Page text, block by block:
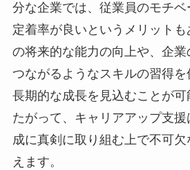
分な企業では、従業員のモチベ
定着率が良いというメリット
の将来的な能力の向上や、企
つながるようなスキルの習得を
長期的な成長を見込むことが可
たがって、キャリアアップ支
成に真剣に取り組む上で不可
えます。